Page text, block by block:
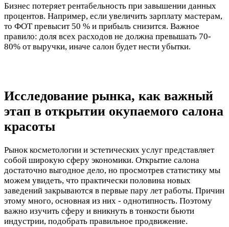
Бизнес потеряет рентабельность при завышении данных
процентов. Например, если увеличить зарплату мастерам,
то ФОТ превысит 50 % и прибыль снизится. Важное
правило: доля всех расходов не должна превышать 70-
80% от выручки, иначе салон будет нести убытки.
Исследование рынка, как важный
этап в открытии окупаемого салона
красоты
Рынок косметологии и эстетических услуг представляет
собой широкую сферу экономики. Открытие салона
достаточно выгодное дело, но просмотрев статистику мы
можем увидеть, что практически половина новых
заведений закрываются в первые пару лет работы. Причин
этому много, основная из них - однотипность. Поэтому
важно изучить сферу и вникнуть в тонкости бьюти
индустрии, подобрать правильное продвижение.